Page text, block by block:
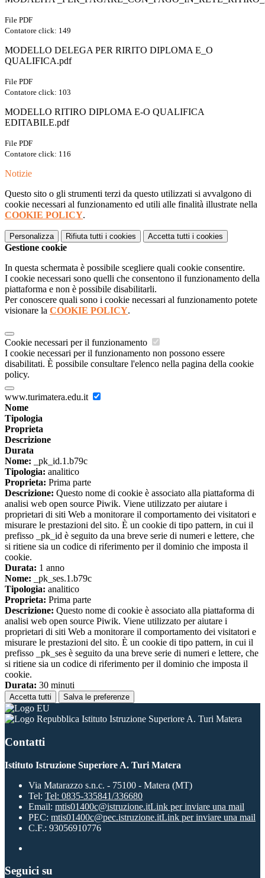
File PDF
Contatore click: 149
MODELLO DELEGA PER RIRITO DIPLOMA E_O
QUALIFICA.pdf
File PDF
Contatore click: 103
MODELLO RITIRO DIPLOMA E-O QUALIFICA
EDITABILE.pdf
File PDF
Contatore click: 116
Notizie
Questo sito o gli strumenti terzi da questo utilizzati si avvalgono di
cookie necessari al funzionamento ed utili alle finalità illustrate nella
COOKIE POLICY.
Personalizza Rifiuta tutti i cookies Accetta tutti i cookies
Gestione cookie
In questa schermata è possibile scegliere quali cookie consentire.
I cookie necessari sono quelli che consentono il funzionamento della
piattaforma e non è possibile disabilitarli.
Per conoscere quali sono i cookie necessari al funzionamento potete
visionare la COOKIE POLICY.
Cookie necessari per il funzionamento
I cookie necessari per il funzionamento non possono essere
disabilitati. È possibile consultare l'elenco nella pagina della cookie
policy.
www.turimatera.edu.it
Nome
Tipologia
Proprieta
Descrizione
Durata
Nome: _pk_id.1.b79c
Tipologia: analitico
Proprieta: Prima parte
Descrizione: Questo nome di cookie è associato alla piattaforma di
analisi web open source Piwik. Viene utilizzato per aiutare i
proprietari di siti Web a monitorare il comportamento dei visitatori e
misurare le prestazioni del sito. È un cookie di tipo pattern, in cui il
prefisso _pk_id è seguito da una breve serie di numeri e lettere, che
si ritiene sia un codice di riferimento per il dominio che imposta il
cookie.
Durata: 1 anno
Nome: _pk_ses.1.b79c
Tipologia: analitico
Proprieta: Prima parte
Descrizione: Questo nome di cookie è associato alla piattaforma di
analisi web open source Piwik. Viene utilizzato per aiutare i
proprietari di siti Web a monitorare il comportamento dei visitatori e
misurare le prestazioni del sito. È un cookie di tipo pattern, in cui il
prefisso _pk_ses è seguito da una breve serie di numeri e lettere, che
si ritiene sia un codice di riferimento per il dominio che imposta il
cookie.
Durata: 30 minuti
Accetta tutti Salva le preferenze
Istituto Istruzione Superiore A. Turi Matera
Contatti
Istituto Istruzione Superiore A. Turi Matera
Via Matarazzo s.n.c. - 75100 - Matera (MT)
Tel: Tel: 0835-335841/336680
Email: mtis01400c@istruzione.itLink per inviare una mail
PEC: mtis01400c@pec.istruzione.itLink per inviare una mail
C.F.: 93056910776
Seguici su